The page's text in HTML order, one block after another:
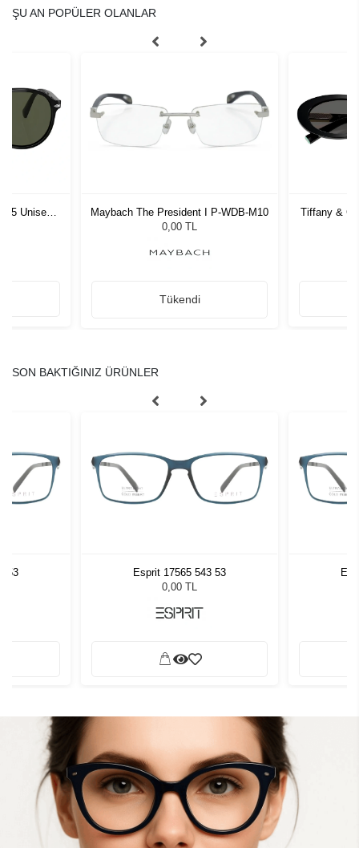
ŞU AN POPÜLER OLANLAR
55 Unisex
Maybach The President I P-WDB-M10
0,00 TL
Tükendi
Tiffany &
SON BAKTIĞINIZ ÜRÜNLER
53
Esprit 17565 543 53
0,00 TL